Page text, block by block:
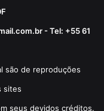
- Tel: +55 61
são de reproduções
sites
seus devidos créditos.